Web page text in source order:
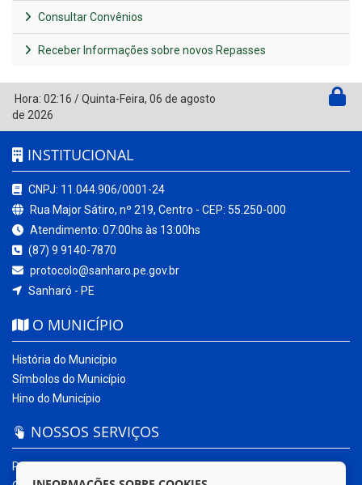
Consultar Convênios
Receber Informações sobre novos Repasses
Hora: 02:16 /Quinta-Feira, 06 de agosto
de 2026
INSTITUCIONAL
CNPJ: 11.044.906/0001-24
Rua Major Sátiro, nº 219, Centro - CEP: 55.250-000
Atendimento: 07:00hs às 13:00hs
(87) 9 9140-7870
protocolo@sanharo.pe.gov.br
Sanharó - PE
O MUNICÍPIO
História do Município
Símbolos do Município
Hino do Município
NOSSOS SERVIÇOS
Portal da Transparência